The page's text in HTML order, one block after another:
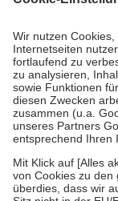
Kosten dafür, der
Grundsätzlich
Prozent des
höchstens zehn Euro.
Kosten der Leistung
Diese Regeln gelten
Bei Heilmitteln und
Zuzahlung zehn
Verordnung.
Um das
stärken und die